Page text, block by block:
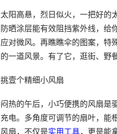
太阳高悬，烈日似火，一把好的
防晒涂层能有效阻挡紫外线，给
应对微风。再瞧瞧伞的图案，特
的一道风景。有了它，逛街、野
挑壹个精细小风扇
闷热的午后，小巧便携的风扇是
充电。多角度可调节的扇叶，能
风扇，不仅是实用工具，更是能